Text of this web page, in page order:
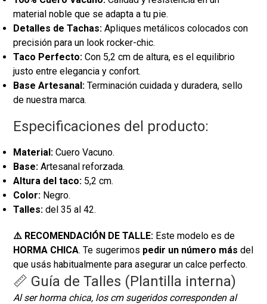
material noble que se adapta a tu pie.
Detalles de Tachas: Apliques metálicos colocados con
precisión para un look rocker-chic.
Taco Perfecto: Con 5,2 cm de altura, es el equilibrio
justo entre elegancia y confort.
Base Artesanal: Terminación cuidada y duradera, sello
de nuestra marca.
Especificaciones del producto:
Material: Cuero Vacuno.
Base: Artesanal reforzada.
Altura del taco: 5,2 cm.
Color: Negro.
Talles: del 35 al 42.
⚠️ RECOMENDACIÓN DE TALLE: Este modelo es de
HORMA CHICA. Te sugerimos pedir un número más del
que usás habitualmente para asegurar un calce perfecto.
📏 Guía de Talles (Plantilla interna)
Al ser horma chica, los cm sugeridos corresponden al